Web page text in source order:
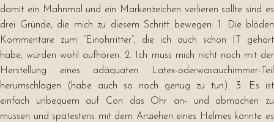
damit ein Mahnmal und ein Markenzeichen verlieren sollte sind es
drei Gründe, die mich zu diesem Schritt bewegen: 1. Die blöden
Kommentare zum “Einohrritter”, die ich auch schon IT gehört
habe, würden wohl aufhören. 2. Ich muss mich nicht noch mit der
Herstellung eines adäquaten Latex-oderwasauchimmer-Teil
herumschlagen (habe auch so noch genug zu tun). 3. Es ist
einfach unbequem auf Con das Ohr an- und abmachen zu
müssen und spätestens mit dem Anziehen eines Helmes könnte es